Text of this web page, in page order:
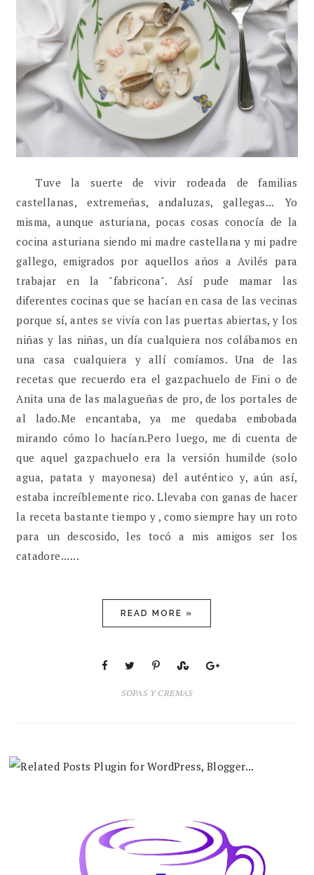
Tuve la suerte de vivir rodeada de familias
castellanas, extremeñas, andaluzas, gallegas... Yo
misma, aunque asturiana, pocas cosas conocía de la
cocina asturiana siendo mi madre castellana y mi padre
gallego, emigrados por aquellos años a Avilés para
trabajar en la "fabricona". Así pude mamar las
diferentes cocinas que se hacían en casa de las vecinas
porque sí, antes se vivía con las puertas abiertas, y los
niñas y las niñas, un día cualquiera nos colábamos en
una casa cualquiera y allí comíamos. Una de las
recetas que recuerdo era el gazpachuelo de Fini o de
Anita una de las malagueñas de pro, de los portales de
al lado.Me encantaba, ya me quedaba embobada
mirando cómo lo hacían.Pero luego, me di cuenta de
que aquel gazpachuelo era la versión humilde (solo
agua, patata y mayonesa) del auténtico y, aún así,
estaba increíblemente rico. Llevaba con ganas de hacer
la receta bastante tiempo y , como siempre hay un roto
para un descosido, les tocó a mis amigos ser los
catadore......
READ MORE »
SOPAS Y CREMAS